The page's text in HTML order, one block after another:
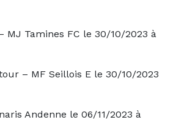
MJ Tamines FC le 30/10/2023 à
– MF Seillois E le 30/10/2023
Andenne le 06/11/2023 à